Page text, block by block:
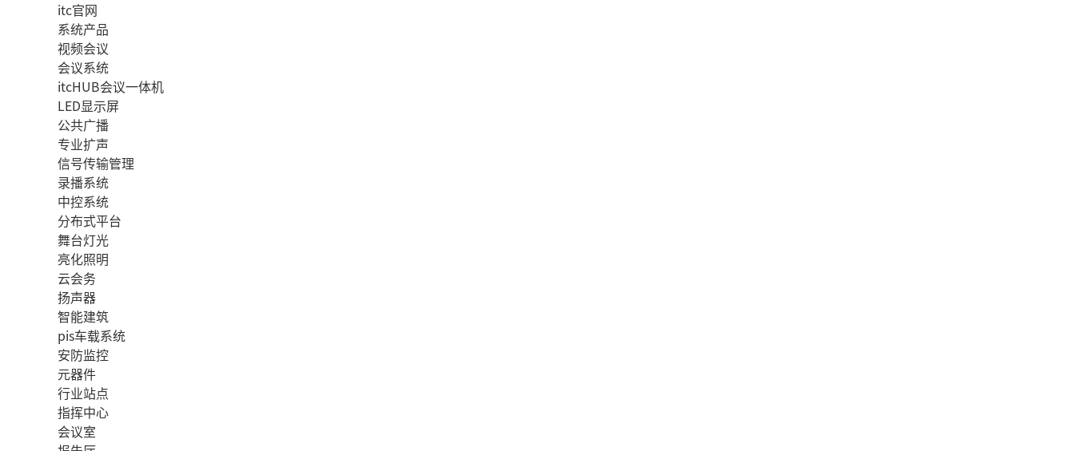
itc官网
系统产品
视频会议
会议系统
itcHUB会议一体机
LED显示屏
公共广播
专业扩声
信号传输管理
录播系统
中控系统
分布式平台
舞台灯光
亮化照明
云会务
扬声器
智能建筑
pis车载系统
安防监控
元器件
行业站点
指挥中心
会议室